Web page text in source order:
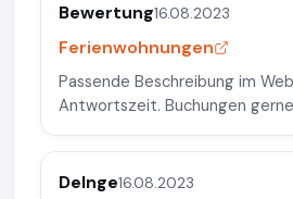
Bewertung16.08.2023
Ferienwohnungen
Passende Beschreibung im
Antwortszeit. Buchungen
DeInge16.08.2023